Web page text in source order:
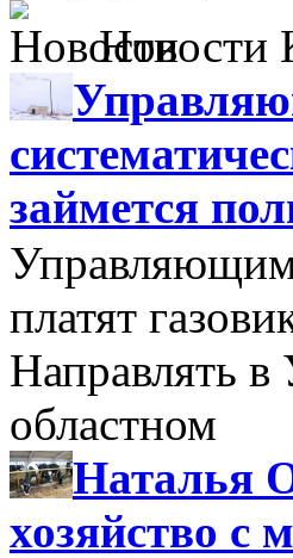
Новости
займется
платят
Направлять
областном
Наталья
хозяйство с